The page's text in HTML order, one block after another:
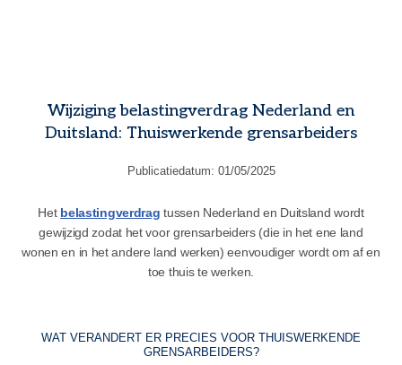
Wijziging belastingverdrag Nederland en
Duitsland: Thuiswerkende grensarbeiders
Publicatiedatum: 01/05/2025
Het belastingverdrag tussen Nederland en Duitsland wordt
gewijzigd zodat het voor grensarbeiders (die in het ene land
wonen en in het andere land werken) eenvoudiger wordt om af en
toe thuis te werken.
WAT VERANDERT ER PRECIES VOOR THUISWERKENDE
GRENSARBEIDERS?